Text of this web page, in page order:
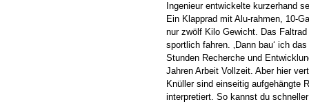
Ingenieur entwickelte kurzerhand
Ein Klapprad mit Alu-rahmen, 10-
nur zwölf Kilo Gewicht. Das
sportlich fahren. ‚Dann bau‘ ich
Stunden Recherche und
Jahren Arbeit Vollzeit. Aber hier
Knüller sind einseitig aufgehängte
interpretiert. So kannst du